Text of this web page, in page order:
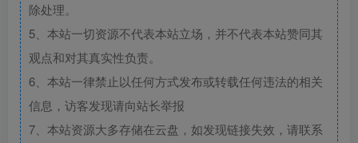
除处理。
5、本站一切资源不代表本站立场，并不代表本站赞同其
观点和对其真实性负责。
6、本站一律禁止以任何方式发布或转载任何违法的相关
信息，访客发现请向站长举报
7、本站资源大多存储在云盘，如发现链接失效，请联系